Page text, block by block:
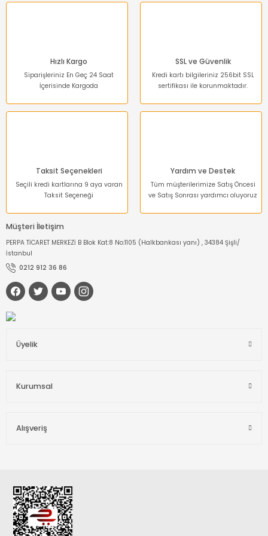
Ürün bilgilerinde hatalar bulunuyor.
Hızlı Kargo
Siparişleriniz En Geç 24 Saat
İçerisinde Kargoda
SSL ve Güvenlik
Kredi kartı bilgileriniz 256bit SSL
sertifikası ile korunmaktadır.
Taksit Seçenekleri
Seçili kredi kartlarına 9 aya varan
Taksit Seçeneği
Yardım ve Destek
Tüm müşterilerimize Satış Öncesi
ve Satış Sonrası yardımcı oluyoruz
Müşteri İletişim
PERPA TİCARET MERKEZİ B Blok Kat:8 No:1105 (Halkbankası yanı) , 34384 Şişli/
İstanbul
0212 912 36 86
Üyelik
Kurumsal
Alışveriş